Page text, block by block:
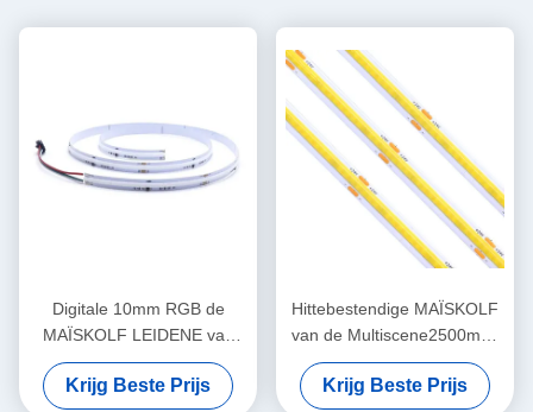
Digitale 10mm RGB de
MAÏSKOLF LEIDENE van
PCB Dimmable Strook met
Aluminiumprofiel
Krijg Beste Prijs
Hittebestendige MAÏSKOLF
van de Multiscene2500mcd
2800mcd RGB Lichte Strook
Krijg Beste Prijs